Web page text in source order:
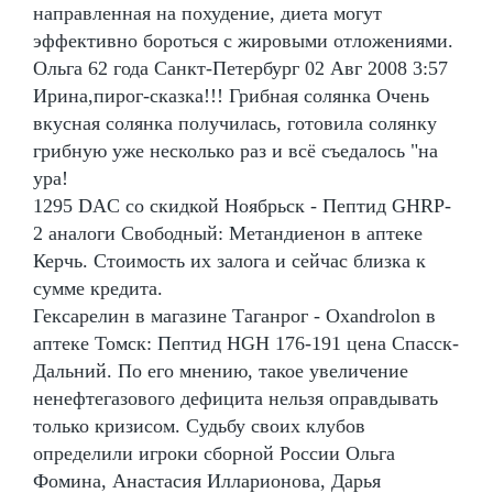
направленная на похудение, диета могут
эффективно бороться с жировыми отложениями.
Ольга 62 года Санкт-Петербург 02 Авг 2008 3:57
Ирина,пирог-сказка!!! Грибная солянка Очень
вкусная солянка получилась, готовила солянку
грибную уже несколько раз и всё съедалось "на
ура!
1295 DAC со скидкой Ноябрьск - Пептид GHRP-
2 аналоги Свободный: Метандиенон в аптеке
Керчь. Стоимость их залога и сейчас близка к
сумме кредита.
Гексарелин в магазине Таганрог - Oxandrolon в
аптеке Томск: Пептид HGH 176-191 цена Спасск-
Дальний. По его мнению, такое увеличение
ненефтегазового дефицита нельзя оправдывать
только кризисом. Судьбу своих клубов
определили игроки сборной России Ольга
Фомина, Анастасия Илларионова, Дарья